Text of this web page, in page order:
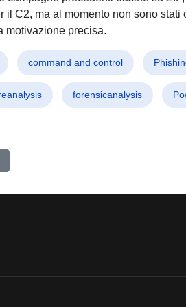
il C2, ma al momento non sono
motivazione precisa.
command and control
forensicanalysis
precedente: Phishing “aiuti umanitari”